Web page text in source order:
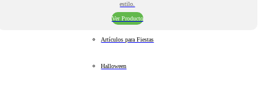
estilo.
Ver Producto
Artículos para Fiestas
Halloween